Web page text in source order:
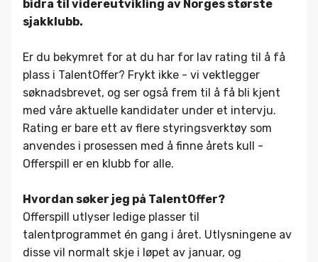
bidra til videreutvikling av Norges største
sjakklubb.
Er du bekymret for at du har for lav rating til å få
plass i TalentOffer? Frykt ikke - vi vektlegger
søknadsbrevet, og ser også frem til å få bli kjent
med våre aktuelle kandidater under et intervju.
Rating er bare ett av flere styringsverktøy som
anvendes i prosessen med å finne årets kull -
Offerspill er en klubb for alle.
Hvordan søker jeg på TalentOffer?
Offerspill utlyser ledige plasser til
talentprogrammet én gang i året. Utlysningene av
disse vil normalt skje i løpet av januar, og